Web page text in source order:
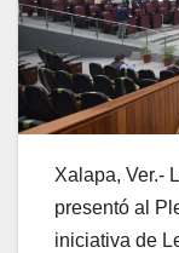
Xalapa, Ver.-
presentó al
iniciativa de